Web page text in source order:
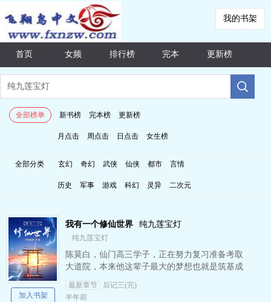
我的书架
首页 女频 排行榜 完本 更新榜
全部榜单 新书榜 完本榜 更新榜
月点击 周点击 日点击 女生榜
全部分类 玄幻 奇幻 武侠 仙侠 都市 言情
历史 军事 游戏 科幻 灵异 二次元
我有一个修仙世界 纯九莲宝灯
纯九莲宝灯
陈莫白，仙门高三学子，正在努力复习准备考取
大道院，本来他这辈子最大的梦想也就是筑基成
功，直到他能穿越到另外一个修仙世界，然后，
梦想就变了…… 小说标…
最新章节
后记三(完)
半年前
加入书架